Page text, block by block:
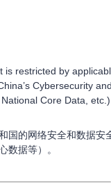
is restricted by
Cybersecurity
Core Data,
国的网络安全和数据安
数据等）。